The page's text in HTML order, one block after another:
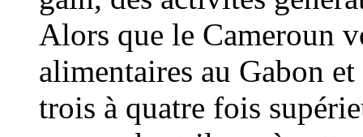
Alors que le Cameroun
alimentaires au Gabon
trois à quatre fois